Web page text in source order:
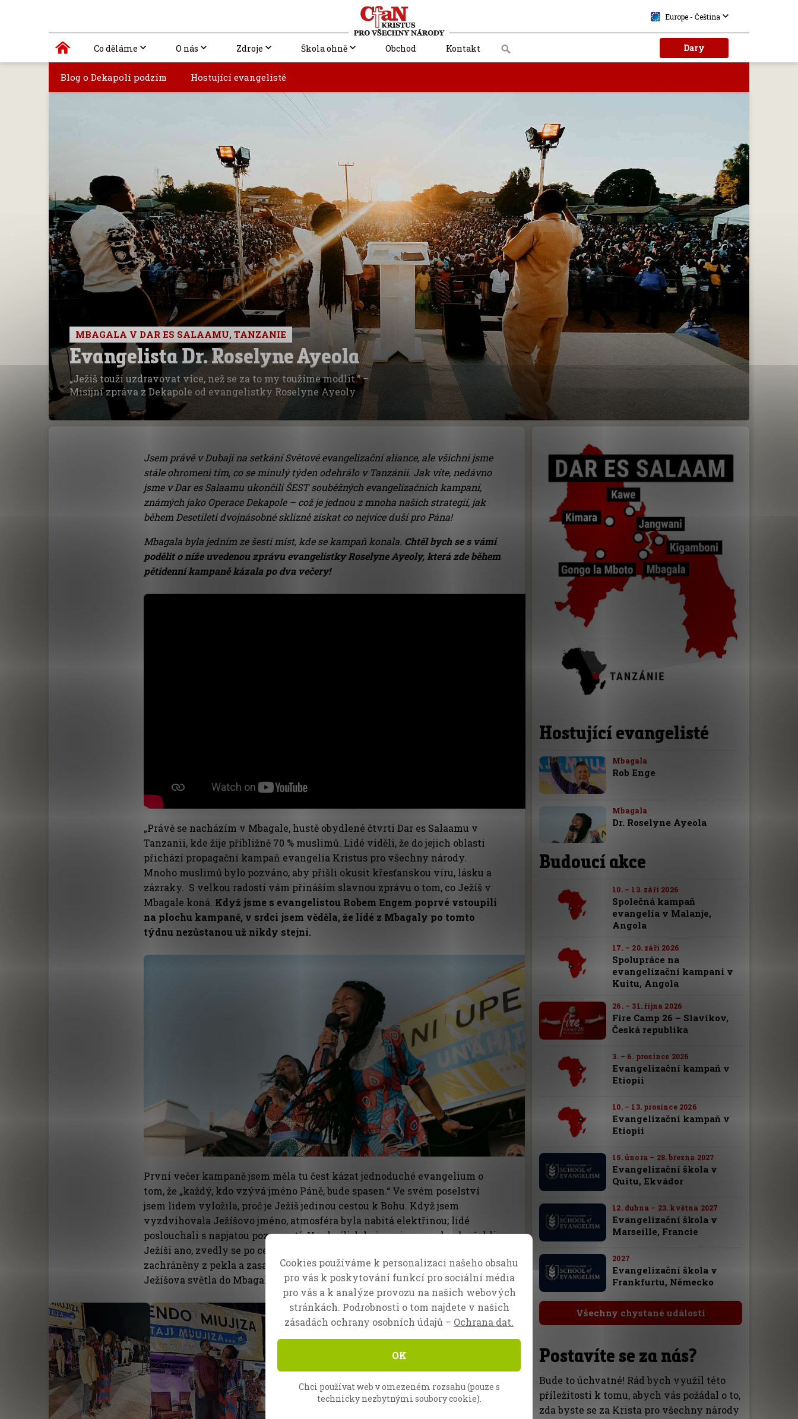
Co děláme O nás Zdroje Škola ohně Obchod Kontakt Dary
Europe - Čeština
Blog o Dekapoli podzim Hostující evangelisté
MBAGALA V DAR ES SALAAMU, TANZANIE
Evangelista Dr. Roselyne Ayeola
„Ježíš touží uzdravovat více, než se za to my toužíme modlit.“ –
Misijní zpráva z Dekapole od evangelistky Roselyne Ayeoly
Jsem právě v Dubaji na setkání Světové evangelizační aliance, ale všichni jsme
stále ohromeni tím, co se minulý týden odehrálo v Tanzánii. Jak víte, nedávno
jsme v Dar es Salaamu ukončili ŠEST souběžných evangelizačních kampaní,
známých jako Operace Dekapole – což je jednou z mnoha našich strategií, jak
během Desetiletí dvojnásobné sklizně získat co nejvíce duší pro Pána!
Mbagala byla jedním ze šesti míst, kde se kampaň konala. Chtěl bych se s vámi
podělit o níže uvedenou zprávu evangelistky Roselyne Ayeoly, která zde během
pětidenní kampaně kázala po dva večery!
„Právě se nacházím v Mbagale, hustě obydlené čtvrti Dar es Salaamu v
Tanzanii, kde žije přibližně 70 % muslimů. Lidé viděli, že do jejich oblasti
přichází propagační kampaň evangelia Kristus pro všechny národy.
Mnoho muslimů bylo pozváno, aby přišli okusit křesťanskou víru, lásku a
zázraky. S velkou radostí vám přináším slavnou zprávu o tom, co Ježíš v
Mbagale koná. Když jsme s evangelistou Robem Engem poprvé vstoupili
na plochu kampaně, v srdci jsem věděla, že lidé z Mbagaly po tomto
týdnu nezůstanou už nikdy stejní.
První večer kampaně jsem měla tu čest kázat jednoduché evangelium o
tom, že „každý, kdo vzývá jméno Páně, bude spasen.“ Ve svém poselství
jsem lidem vyložila, proč je Ježíš jedinou cestou k Bohu. Když jsem
vyzdvihovala Ježíšovo jméno, atmosféra byla nabitá elektřinou; lidé
poslouchali s napjatou pozorností. Ve chvíli, kdy jsem je vyzvala, aby řekli
Ježíši ano, zvedly se po celé ploše tisíce rukou. Tisíce duší byly
zachráněny z pekla a zasazeny do Božího království. Jsme svědky invaze
Ježíšova světla do Mbagaly a zničení skutků temnoty.
Hostující evangelisté
Mbagala
Rob Enge
Mbagala
Dr. Roselyne Ayeola
Budoucí akce
10. – 13. září 2026
Společná kampaň
evangelia v Malanje,
Angola
17. – 20. září 2026
Spolupráce na
evangelizační kampani v
Kuitu, Angola
26. – 31. října 2026
Fire Camp 26 – Slavíkov,
Česká republika
3. – 6. prosince 2026
Evangelizační kampaň v
Etiopii
10. – 13. prosince 2026
Evangelizační kampaň v
Etiopii
15. února – 28. března 2027
Evangelizační škola v
Quitu, Ekvádor
12. dubna – 23. května 2027
Evangelizační škola v
Marseille, Francie
2027
Evangelizační škola v
Frankfurtu, Německo
Všechny chystané události
Postavíte se za nás?
Bude to úchvatné! Rád bych využil této
příležitosti k tomu, abych vás požádal o to,
zda byste se za Krista pro všechny národy
Cookies používáme k personalizaci našeho obsahu
pro vás k poskytování funkcí pro sociální média
pro vás a k analýze provozu na našich webových
stránkách. Podrobnosti o tom najdete v našich
zásadách ochrany osobních údajů – Ochrana dat.
OK
Chci používat web v omezeném rozsahu (pouze s
technicky nezbytnými soubory cookie).